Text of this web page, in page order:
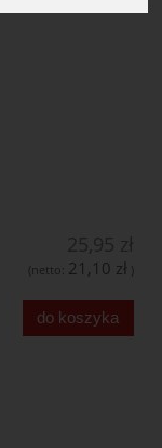
(netto: 21,10 zł )
do koszyka